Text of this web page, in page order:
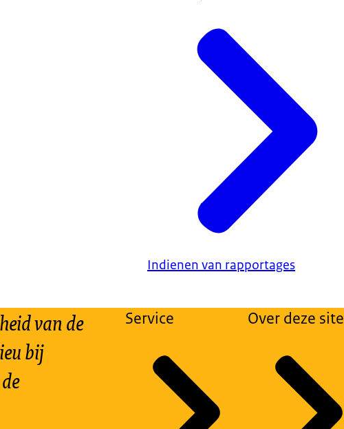
Indienen van rapportages
van de
bij
Service Over deze site